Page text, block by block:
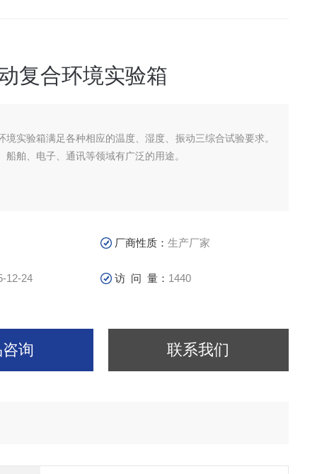
复合环境实验箱
境实验箱满足各种相应的温度、湿度、振动三综合试验要求。
船舶、电子、通讯等领域有广泛的用途。
厂商性质：生产厂家
12-24 访 问 量： 1440
询 联系我们